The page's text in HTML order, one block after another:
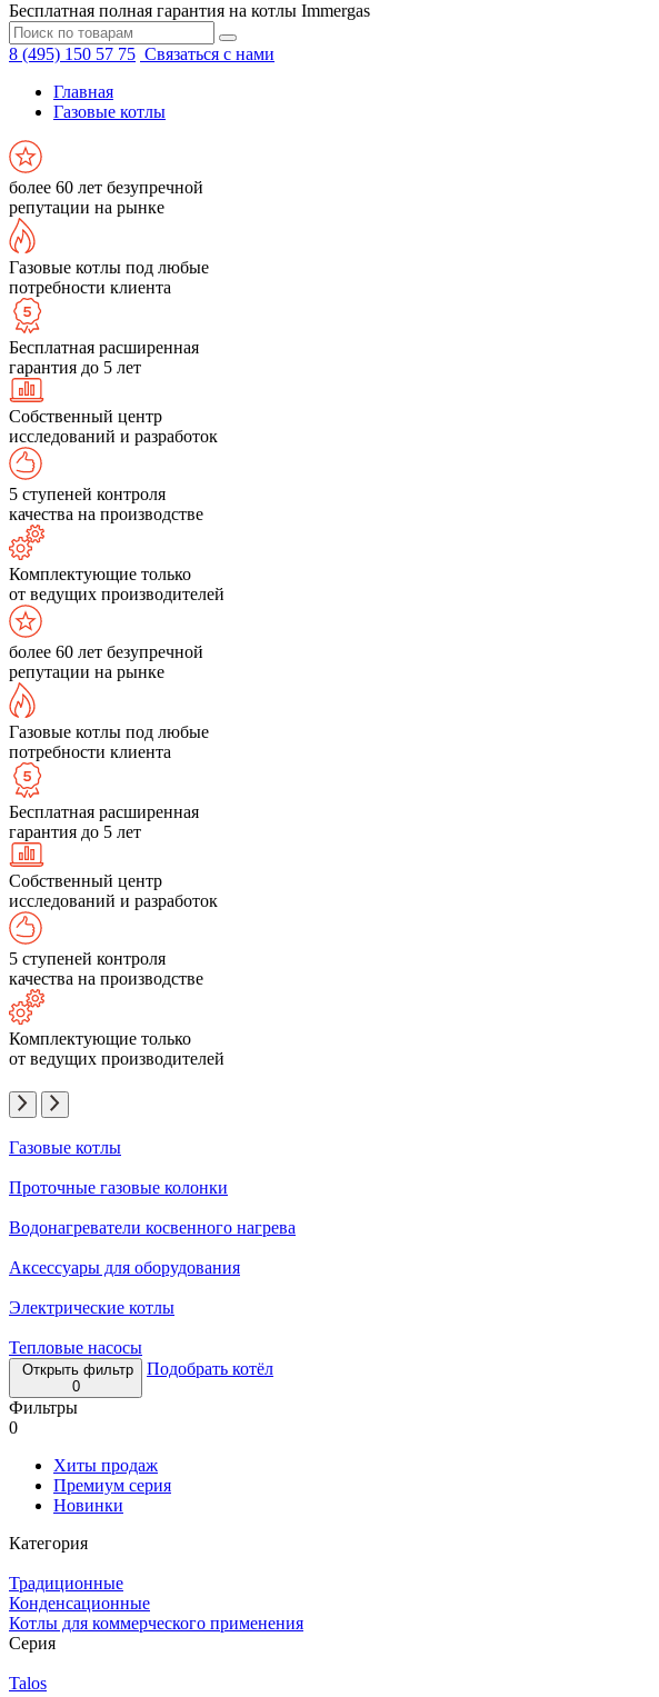
Бесплатная полная гарантия на котлы Immergas
8 (495) 150 57 75 Связаться с нами
Главная
Газовые котлы
более 60 лет безупречной
репутации на рынке
Газовые котлы под любые
потребности клиента
Бесплатная расширенная
гарантия до 5 лет
Собственный центр
исследований и разработок
5 ступеней контроля
качества на производстве
Комплектующие только
от ведущих производителей
более 60 лет безупречной
репутации на рынке
Газовые котлы под любые
потребности клиента
Бесплатная расширенная
гарантия до 5 лет
Собственный центр
исследований и разработок
5 ступеней контроля
качества на производстве
Комплектующие только
от ведущих производителей
Газовые котлы
Проточные газовые колонки
Водонагреватели косвенного нагрева
Аксессуары для оборудования
Электрические котлы
Тепловые насосы
Открыть фильтр
0
Подобрать котёл
Фильтры
0
Хиты продаж
Премиум серия
Новинки
Категория
Традиционные
Конденсационные
Котлы для коммерческого применения
Серия
Talos